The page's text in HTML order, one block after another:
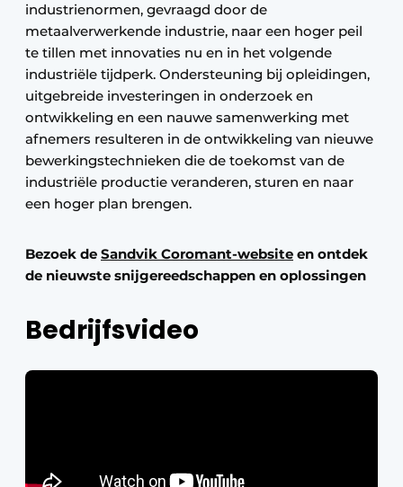
industrienormen, gevraagd door de
metaalverwerkende industrie, naar een hoger peil
te tillen met innovaties nu en in het volgende
industriële tijdperk. Ondersteuning bij opleidingen,
uitgebreide investeringen in onderzoek en
ontwikkeling en een nauwe samenwerking met
afnemers resulteren in de ontwikkeling van nieuwe
bewerkingstechnieken die de toekomst van de
industriële productie veranderen, sturen en naar
een hoger plan brengen.
Bezoek de Sandvik Coromant-website en ontdek
de nieuwste snijgereedschappen en oplossingen
Bedrijfsvideo